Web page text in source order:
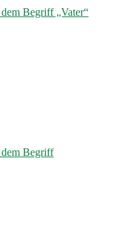
Begriff „Vater“
Begriff